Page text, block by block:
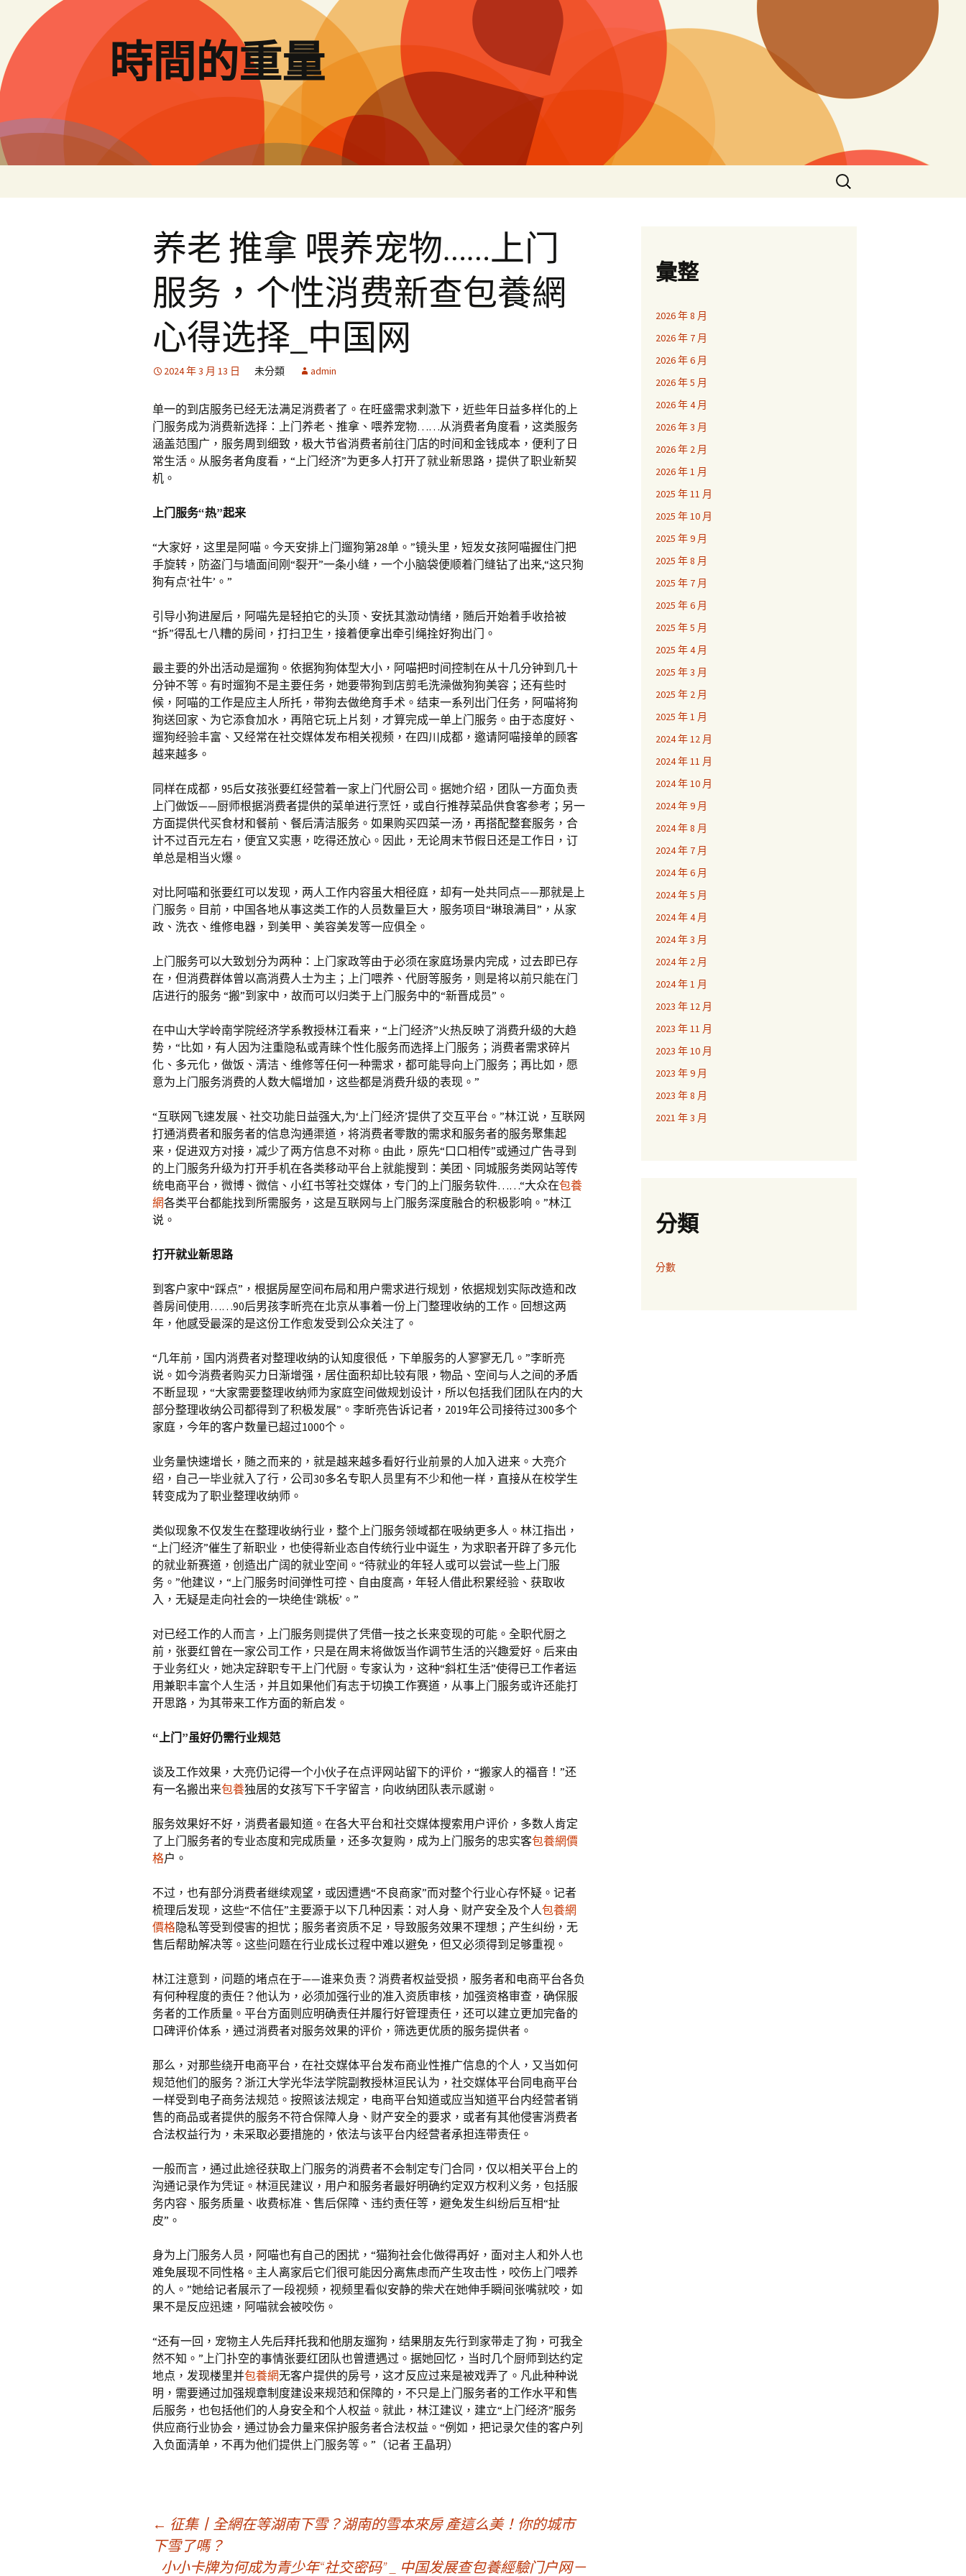
要
內
容
時間的重量
搜
尋
养老 推拿 喂养宠物……上门
服务，个性消费新查包養網
心得选择_中国网
2024 年 3 月 13 日 未分類 admin
单一的到店服务已经无法满足消费者了。在旺盛需求刺激下，近些年日益多样化的上
门服务成为消费新选择：上门养老、推拿、喂养宠物……从消费者角度看，这类服务
涵盖范围广，服务周到细致，极大节省消费者前往门店的时间和金钱成本，便利了日
常生活。从服务者角度看，“上门经济”为更多人打开了就业新思路，提供了职业新契
机。
上门服务“热”起来
“大家好，这里是阿喵。今天安排上门遛狗第28单。”镜头里，短发女孩阿喵握住门把
手旋转，防盗门与墙面间刚“裂开”一条小缝，一个小脑袋便顺着门缝钻了出来,“这只狗
狗有点‘社牛’。”
引导小狗进屋后，阿喵先是轻拍它的头顶、安抚其激动情绪，随后开始着手收拾被
“拆”得乱七八糟的房间，打扫卫生，接着便拿出牵引绳拴好狗出门。
最主要的外出活动是遛狗。依据狗狗体型大小，阿喵把时间控制在从十几分钟到几十
分钟不等。有时遛狗不是主要任务，她要带狗到店剪毛洗澡做狗狗美容；还有些时
候，阿喵的工作是应主人所托，带狗去做绝育手术。结束一系列出门任务，阿喵将狗
狗送回家、为它添食加水，再陪它玩上片刻，才算完成一单上门服务。由于态度好、
遛狗经验丰富、又经常在社交媒体发布相关视频，在四川成都，邀请阿喵接单的顾客
越来越多。
同样在成都，95后女孩张要红经营着一家上门代厨公司。据她介绍，团队一方面负责
上门做饭——厨师根据消费者提供的菜单进行烹饪，或自行推荐菜品供食客参考；另一
方面提供代买食材和餐前、餐后清洁服务。如果购买四菜一汤，再搭配整套服务，合
计不过百元左右，便宜又实惠，吃得还放心。因此，无论周末节假日还是工作日，订
单总是相当火爆。
对比阿喵和张要红可以发现，两人工作内容虽大相径庭，却有一处共同点——那就是上
门服务。目前，中国各地从事这类工作的人员数量巨大，服务项目“琳琅满目”，从家
政、洗衣、维修电器，到美甲、美容美发等一应俱全。
上门服务可以大致划分为两种：上门家政等由于必须在家庭场景内完成，过去即已存
在，但消费群体曾以高消费人士为主；上门喂养、代厨等服务，则是将以前只能在门
店进行的服务 “搬”到家中，故而可以归类于上门服务中的“新晋成员”。
在中山大学岭南学院经济学系教授林江看来，“上门经济”火热反映了消费升级的大趋
势，“比如，有人因为注重隐私或青睐个性化服务而选择上门服务；消费者需求碎片
化、多元化，做饭、清洁、维修等任何一种需求，都可能导向上门服务；再比如，愿
意为上门服务消费的人数大幅增加，这些都是消费升级的表现。”
“互联网飞速发展、社交功能日益强大,为‘上门经济’提供了交互平台。”林江说，互联网
打通消费者和服务者的信息沟通渠道，将消费者零散的需求和服务者的服务聚集起
来，促进双方对接，减少了两方信息不对称。由此，原先“口口相传”或通过广告寻到
的上门服务升级为打开手机在各类移动平台上就能搜到：美团、同城服务类网站等传
统电商平台，微博、微信、小红书等社交媒体，专门的上门服务软件……“大众在包養
網各类平台都能找到所需服务，这是互联网与上门服务深度融合的积极影响。”林江
说。
打开就业新思路
到客户家中“踩点”，根据房屋空间布局和用户需求进行规划，依据规划实际改造和改
善房间使用……90后男孩李昕亮在北京从事着一份上门整理收纳的工作。回想这两
年，他感受最深的是这份工作愈发受到公众关注了。
“几年前，国内消费者对整理收纳的认知度很低，下单服务的人寥寥无几。”李昕亮
说。如今消费者购买力日渐增强，居住面积却比较有限，物品、空间与人之间的矛盾
不断显现，“大家需要整理收纳师为家庭空间做规划设计，所以包括我们团队在内的大
部分整理收纳公司都得到了积极发展”。李昕亮告诉记者，2019年公司接待过300多个
家庭，今年的客户数量已超过1000个。
业务量快速增长，随之而来的，就是越来越多看好行业前景的人加入进来。大亮介
绍，自己一毕业就入了行，公司30多名专职人员里有不少和他一样，直接从在校学生
转变成为了职业整理收纳师。
类似现象不仅发生在整理收纳行业，整个上门服务领域都在吸纳更多人。林江指出，
“上门经济”催生了新职业，也使得新业态自传统行业中诞生，为求职者开辟了多元化
的就业新赛道，创造出广阔的就业空间。“待就业的年轻人或可以尝试一些上门服
务。”他建议，“上门服务时间弹性可控、自由度高，年轻人借此积累经验、获取收
入，无疑是走向社会的一块绝佳‘跳板’。”
对已经工作的人而言，上门服务则提供了凭借一技之长来变现的可能。全职代厨之
前，张要红曾在一家公司工作，只是在周末将做饭当作调节生活的兴趣爱好。后来由
于业务红火，她决定辞职专干上门代厨。专家认为，这种“斜杠生活”使得已工作者运
用兼职丰富个人生活，并且如果他们有志于切换工作赛道，从事上门服务或许还能打
开思路，为其带来工作方面的新启发。
“上门”虽好仍需行业规范
谈及工作效果，大亮仍记得一个小伙子在点评网站留下的评价，“搬家人的福音！”还
有一名搬出来包養独居的女孩写下千字留言，向收纳团队表示感谢。
服务效果好不好，消费者最知道。在各大平台和社交媒体搜索用户评价，多数人肯定
了上门服务者的专业态度和完成质量，还多次复购，成为上门服务的忠实客包養網價
格户。
不过，也有部分消费者继续观望，或因遭遇“不良商家”而对整个行业心存怀疑。记者
梳理后发现，这些“不信任”主要源于以下几种因素：对人身、财产安全及个人包養網
價格隐私等受到侵害的担忧；服务者资质不足，导致服务效果不理想；产生纠纷，无
售后帮助解决等。这些问题在行业成长过程中难以避免，但又必须得到足够重视。
林江注意到，问题的堵点在于——谁来负责？消费者权益受损，服务者和电商平台各负
有何种程度的责任？他认为，必须加强行业的准入资质审核，加强资格审查，确保服
务者的工作质量。平台方面则应明确责任并履行好管理责任，还可以建立更加完备的
口碑评价体系，通过消费者对服务效果的评价，筛选更优质的服务提供者。
那么，对那些绕开电商平台，在社交媒体平台发布商业性推广信息的个人，又当如何
规范他们的服务？浙江大学光华法学院副教授林洹民认为，社交媒体平台同电商平台
一样受到电子商务法规范。按照该法规定，电商平台知道或应当知道平台内经营者销
售的商品或者提供的服务不符合保障人身、财产安全的要求，或者有其他侵害消费者
合法权益行为，未采取必要措施的，依法与该平台内经营者承担连带责任。
一般而言，通过此途径获取上门服务的消费者不会制定专门合同，仅以相关平台上的
沟通记录作为凭证。林洹民建议，用户和服务者最好明确约定双方权利义务，包括服
务内容、服务质量、收费标准、售后保障、违约责任等，避免发生纠纷后互相“扯
皮”。
身为上门服务人员，阿喵也有自己的困扰，“猫狗社会化做得再好，面对主人和外人也
难免展现不同性格。主人离家后它们很可能因分离焦虑而产生攻击性，咬伤上门喂养
的人。”她给记者展示了一段视频，视频里看似安静的柴犬在她伸手瞬间张嘴就咬，如
果不是反应迅速，阿喵就会被咬伤。
“还有一回，宠物主人先后拜托我和他朋友遛狗，结果朋友先行到家带走了狗，可我全
然不知。”上门扑空的事情张要红团队也曾遭遇过。据她回忆，当时几个厨师到达约定
地点，发现楼里并包養網无客户提供的房号，这才反应过来是被戏弄了。凡此种种说
明，需要通过加强规章制度建设来规范和保障的，不只是上门服务者的工作水平和售
后服务，也包括他们的人身安全和个人权益。就此，林江建议，建立“上门经济”服务
供应商行业协会，通过协会力量来保护服务者合法权益。“例如，把记录欠佳的客户列
入负面清单，不再为他们提供上门服务等。”（记者 王晶玥）
← 征集丨全網在等湖南下雪？湖南的雪本來房 產這么美！你的城市
下雪了嗎？
小小卡牌为何成为青少年“社交密码” _ 中国发展查包養經驗门户网－
彙整
2026 年 8 月
2026 年 7 月
2026 年 6 月
2026 年 5 月
2026 年 4 月
2026 年 3 月
2026 年 2 月
2026 年 1 月
2025 年 11 月
2025 年 10 月
2025 年 9 月
2025 年 8 月
2025 年 7 月
2025 年 6 月
2025 年 5 月
2025 年 4 月
2025 年 3 月
2025 年 2 月
2025 年 1 月
2024 年 12 月
2024 年 11 月
2024 年 10 月
2024 年 9 月
2024 年 8 月
2024 年 7 月
2024 年 6 月
2024 年 5 月
2024 年 4 月
2024 年 3 月
2024 年 2 月
2024 年 1 月
2023 年 12 月
2023 年 11 月
2023 年 10 月
2023 年 9 月
2023 年 8 月
2021 年 3 月
分類
分數